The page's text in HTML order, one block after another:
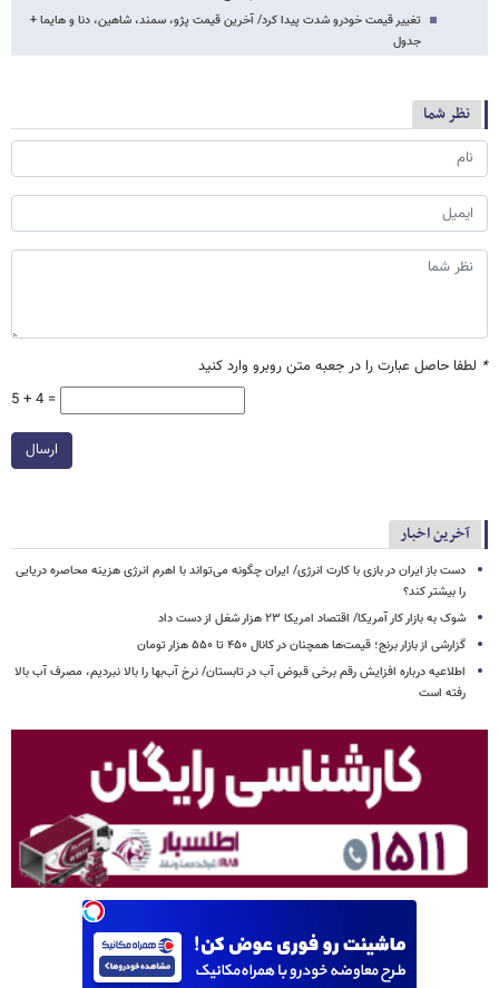
تغییر قیمت خودرو شدت پیدا کرد/ آخرین قیمت پژو، سمند، شاهین، دنا و هایما +
جدول
نظر شما
* لطفا حاصل عبارت را در جعبه متن روبرو وارد کنید
5 + 4 =
ارسال
آخرین اخبار
دست باز ایران در بازی با کارت انرژی/ ایران چگونه می‌تواند با اهرم انرژی‌ هزینه محاصره دریایی
را بیشتر کند؟
شوک به بازار کار آمریکا/ اقتصاد امریکا ۲۳ هزار شغل از دست داد
گزارشی از بازار برنج؛ قیمت‌ها همچنان در کانال ۴۵۰ تا ۵۵۰ هزار تومان
اطلاعیه درباره افزایش رقم برخی قبوض آب در تابستان/ نرخ آب‌بها را بالا نبردیم، مصرف آب بالا
رفته است